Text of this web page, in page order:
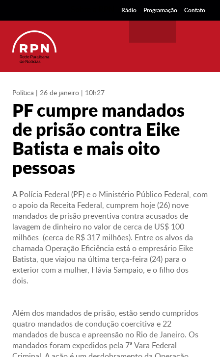
Rádio Programação Contato
Política | 26 de janeiro | 10h27
PF cumpre mandados
de prisão contra Eike
Batista e mais oito
pessoas
A Polícia Federal (PF) e o Ministério Público Federal, com
o apoio da Receita Federal, cumprem hoje (26) nove
mandados de prisão preventiva contra acusados de
lavagem de dinheiro no valor de cerca de US$ 100
milhões (cerca de R$ 317 milhões). Entre os alvos da
chamada Operação Eficiência está o empresário Eike
Batista, que viajou na última terça-feira (24) para o
exterior com a mulher, Flávia Sampaio, e o filho dos
dois.
Além dos mandados de prisão, estão sendo cumpridos
quatro mandados de condução coercitiva e 22
mandados de busca e apreensão no Rio de Janeiro. Os
mandados foram expedidos pela 7ª Vara Federal